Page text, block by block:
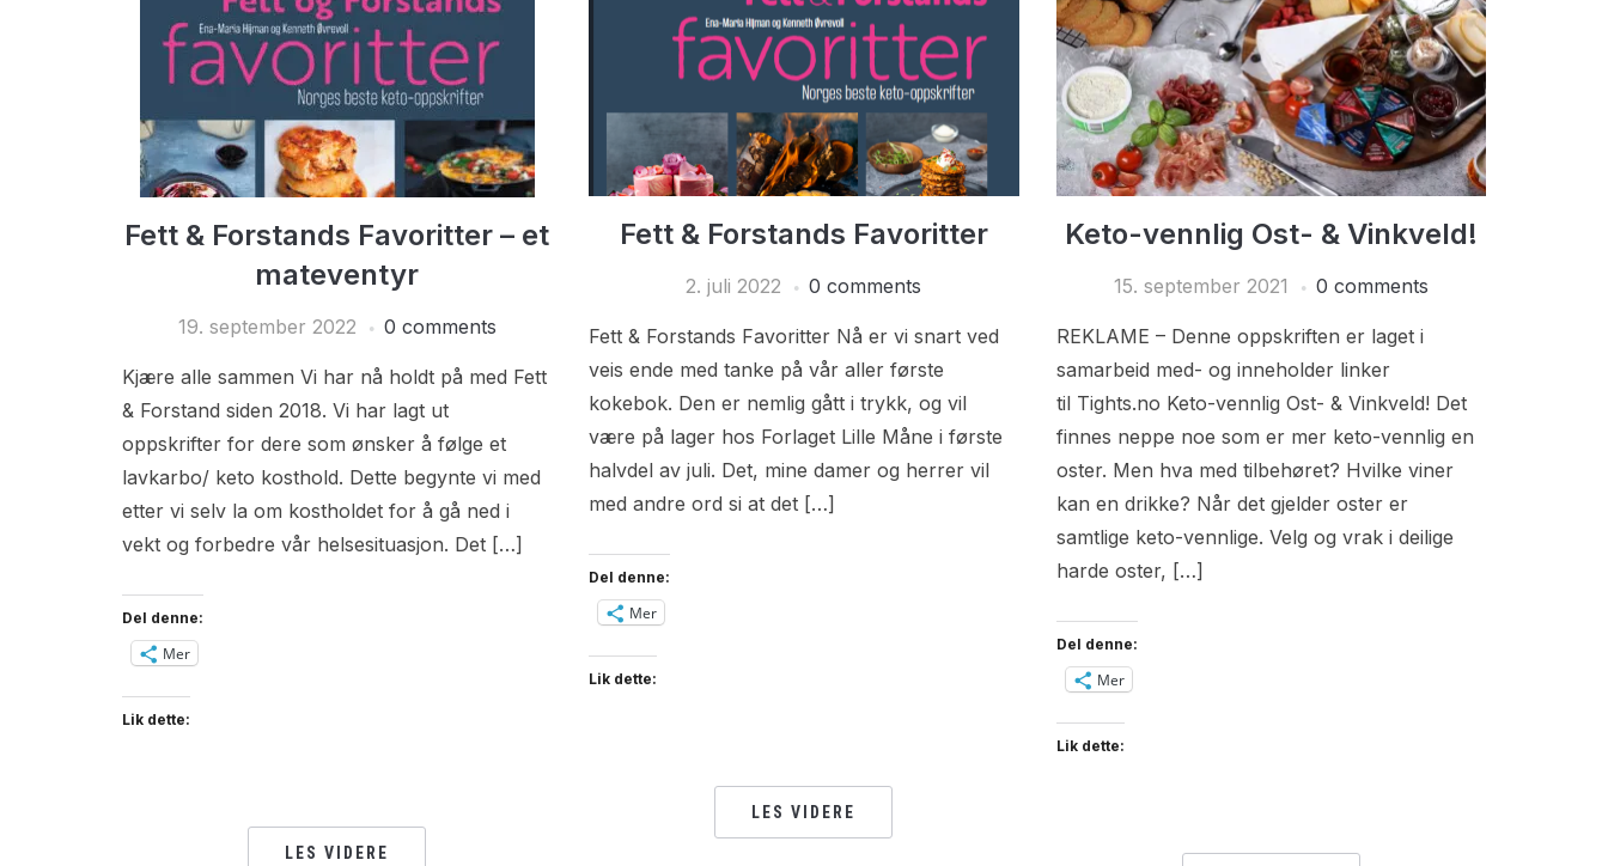
Fett & Forstands Favoritter – et
mateventyr
19. september 2022 0 comments
Kjære alle sammen Vi har nå holdt på med Fett
& Forstand siden 2018. Vi har lagt ut
oppskrifter for dere som ønsker å følge et
lavkarbo/ keto kosthold. Dette begynte vi med
etter vi selv la om kostholdet for å gå ned i
vekt og forbedre vår helsesituasjon. Det […]
Del denne:
Mer
Lik dette:
LES VIDERE
Fett & Forstands Favoritter
2. juli 2022 0 comments
Fett & Forstands Favoritter Nå er vi snart ved
veis ende med tanke på vår aller første
kokebok. Den er nemlig gått i trykk, og vil
være på lager hos Forlaget Lille Måne i første
halvdel av juli. Det, mine damer og herrer vil
med andre ord si at det […]
Del denne:
Mer
Lik dette:
LES VIDERE
Keto-vennlig Ost- & Vinkveld!
15. september 2021 0 comments
REKLAME – Denne oppskriften er laget i
samarbeid med- og inneholder linker
til Tights.no Keto-vennlig Ost- & Vinkveld! Det
finnes neppe noe som er mer keto-vennlig en
oster. Men hva med tilbehøret? Hvilke viner
kan en drikke? Når det gjelder oster er
samtlige keto-vennlige. Velg og vrak i deilige
harde oster, […]
Del denne:
Mer
Lik dette: